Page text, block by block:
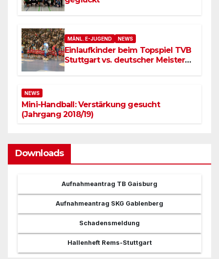
MÄNL. E-JUGEND NEWS
Einlaufkinder beim Topspiel TVB
Stuttgart vs. deutscher Meister
NEWS
Mini-Handball: Verstärkung gesucht
(Jahrgang 2018/19)
Downloads
Aufnahmeantrag TB Gaisburg
Aufnahmeantrag SKG Gablenberg
Schadensmeldung
Hallenheft Rems-Stuttgart